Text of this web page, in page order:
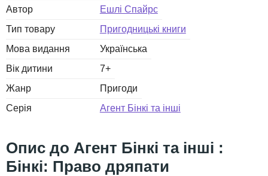
Автор
Ешлі Спайрс
Тип товару
Пригодницькі книги
Мова видання
Українська
Вік дитини
7+
Жанр
Пригоди
Серія
Агент Бінкі та інші
Агент Бінкі та інші :
Бінкі: Право дряпати